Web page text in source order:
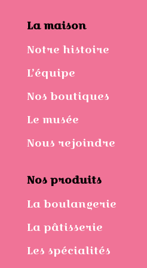
La maison
Notre histoire
L’équipe
Nos boutiques
Le musée
Nous rejoindre
Nos produits
La boulangerie
La pâtisserie
Les spécialités